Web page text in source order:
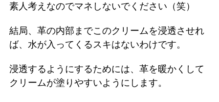
素人考えなのでマネしないでください（笑）
結局、革の内部までこのクリームを浸透させれ
ば、水が入ってくるスキはないわけです。
浸透するようにするためには、革を暖かくして
クリームが塗りやすいようにします。